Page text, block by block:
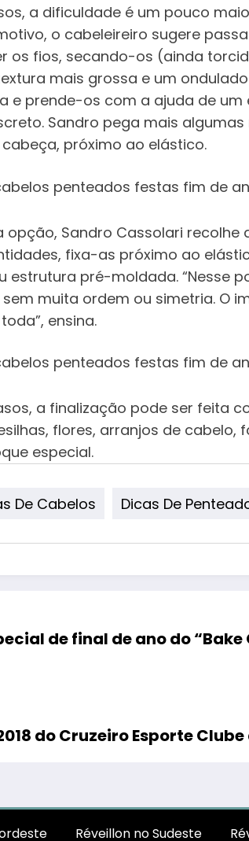
a dificuldade é um pouco
o cabeleireiro sugere
os fios, secando-os (ainda
mais grossa e um
e prende-os com a ajuda de um
Sandro pega mais
próximo ao elástico.
opção, Sandro Cassolari recolhe
fixa-as próximo ao
estrutura pré-moldada. “Nesse
sem muita ordem ou simetria. O
ensina.
a finalização pode ser feita
flores, arranjos de cabelo,
especial.
De Cabelos Dicas De
de final de ano do
do Cruzeiro Esporte
Réveillon no Sudeste